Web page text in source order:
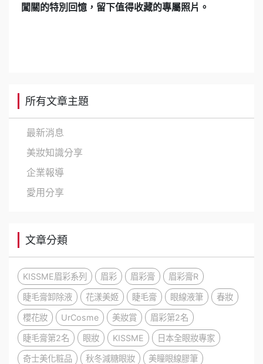
闖關的特別回憶，留下值得收藏的專屬照片。
所有文章主題
最新消息
美妝知識分享
企業報導
愛用分享
文章分類
KISSME眉彩系列 眉彩 眉彩膏 眉彩膏R
睫毛膏卸除液 花漾美姬 睫毛膏 眼線液筆 春妝
櫻花妝 UrCosme 美妝賞 眉彩第2名
睫毛膏第2名 眼妝 KISSME 日本全眼妝專家
奇士美化粧品 秋冬減糖眼妝 美瞳眼線膠筆